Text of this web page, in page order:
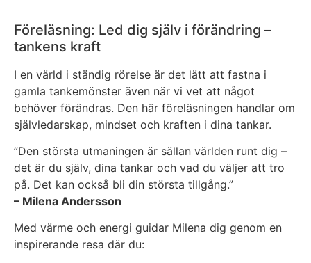
Föreläsning: Led dig själv i förändring –
tankens kraft
I en värld i ständig rörelse är det lätt att fastna i
gamla tankemönster även när vi vet att något
behöver förändras. Den här föreläsningen handlar om
självledarskap, mindset och kraften i dina tankar.
”Den största utmaningen är sällan världen runt dig –
det är du själv, dina tankar och vad du väljer att tro
på. Det kan också bli din största tillgång.”
– Milena Andersson
Med värme och energi guidar Milena dig genom en
inspirerande resa där du: